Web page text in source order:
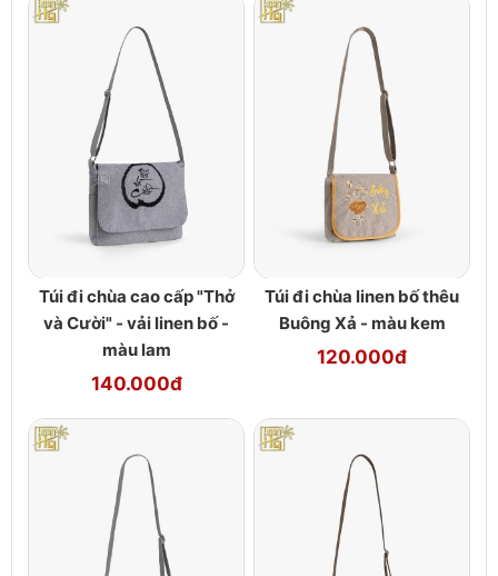
Túi đi chùa cao cấp "Thở
và Cười" - vải linen bố -
màu lam
140.000đ
Túi đi chùa linen bố thêu
Buông Xả - màu kem
120.000đ